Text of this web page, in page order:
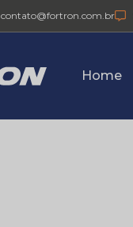
contato@fortron.com.br
Home